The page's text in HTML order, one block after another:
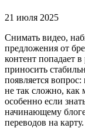
21 июля 2025
Снимать видео,
предложения от
контент попадает
приносить
появляется
не так сложно, как
особенно если
начинающему
переводов на карту.